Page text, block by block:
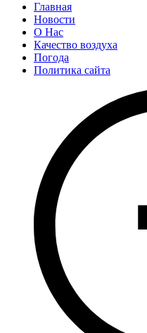
Главная
Новости
О Нас
Качество воздуха
Погода
Политика сайта